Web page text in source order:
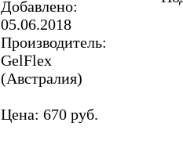
Добавлено:
05.06.2018
Производитель:
GelFlex
(Австралия)
Цена: 670 руб.